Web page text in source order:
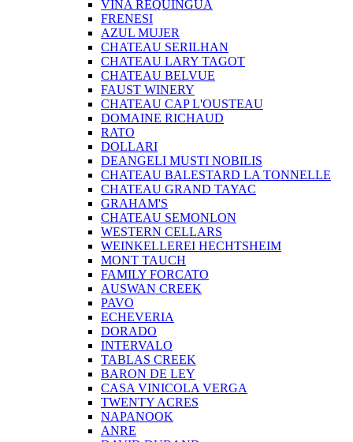
VINA REQUINGUA
FRENESI
AZUL MUJER
CHATEAU SERILHAN
CHATEAU LARY TAGOT
CHATEAU BELVUE
FAUST WINERY
CHATEAU CAP L'OUSTEAU
DOMAINE RICHAUD
RATO
DOLLARI
DEANGELI MUSTI NOBILIS
CHATEAU BALESTARD LA TONNELLE
CHATEAU GRAND TAYAC
GRAHAM'S
CHATEAU SEMONLON
WESTERN CELLARS
WEINKELLEREI HECHTSHEIM
MONT TAUCH
FAMILY FORCATO
AUSWAN CREEK
PAVO
ECHEVERIA
DORADO
INTERVALO
TABLAS CREEK
BARON DE LEY
CASA VINICOLA VERGA
TWENTY ACRES
NAPANOOK
ANRE